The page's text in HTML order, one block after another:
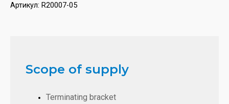
Артикул: R20007-05
Scope of supply
Terminating bracket